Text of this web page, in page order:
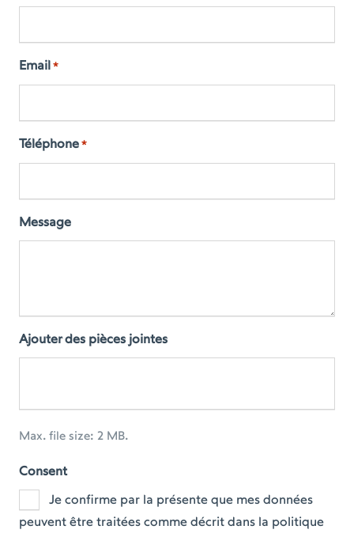
Email *
Téléphone *
Message
Ajouter des pièces jointes
Max. file size: 2 MB.
Consent
Je confirme par la présente que mes données
peuvent être traitées comme décrit dans la politique